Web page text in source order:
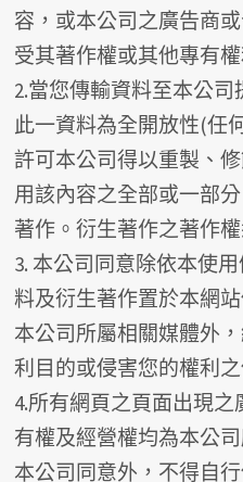
容，或本公司之廣告商
受其著作權或其他專有
2.當您傳輸資料至本公
此一資料為全開放性(任
許可本公司得以重製、
用該內容之全部或一部
著作。衍生著作之著作
3. 本公司同意除依本使
料及衍生著作置於本網
本公司所屬相關媒體外
利目的或侵害您的權利之
4.所有網頁之頁面出現
有權及經營權均為本公
本公司同意外，不得自